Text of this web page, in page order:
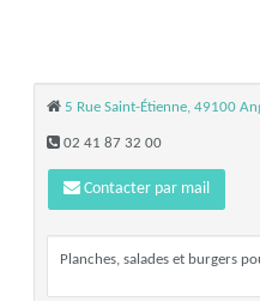
5 Rue Saint-Étienne, 49100
02 41 87 32 00
Contacter par mail
Planches, salades et burgers